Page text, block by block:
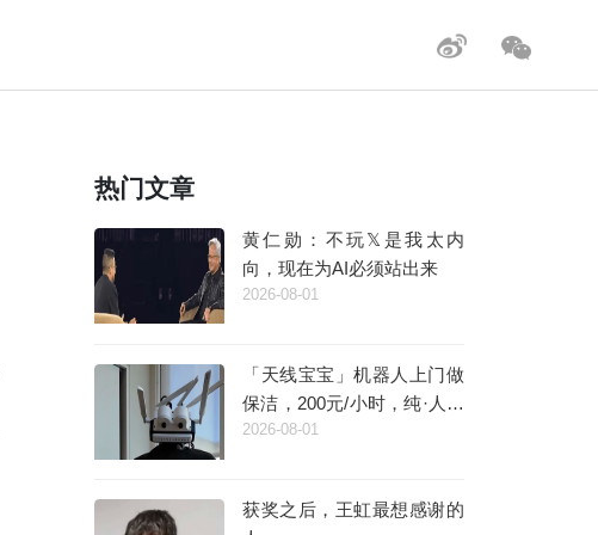
热门文章
黄仁勋：不玩𝕏是我太内
向，现在为AI必须站出来
2026-08-01
「天线宝宝」机器人上门做
保洁，200元/小时，纯·人工
·智能
2026-08-01
获奖之后，王虹最想感谢的